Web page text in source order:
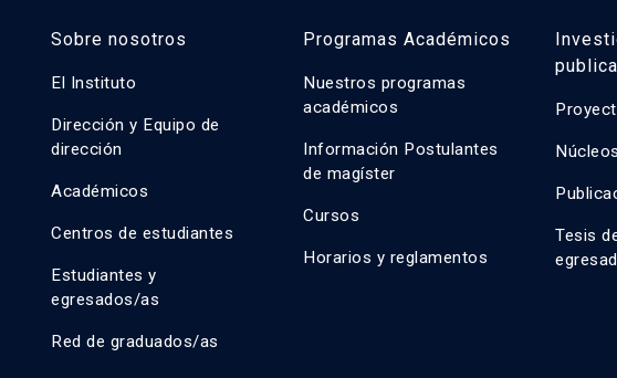
Sobre nosotros
El Instituto
Dirección y Equipo de
dirección
Académicos
Centros de estudiantes
Estudiantes y
egresados/as
Red de graduados/as
Programas Académicos
Nuestros programas
académicos
Información Postulantes
de magíster
Cursos
Horarios y reglamentos
Tesis